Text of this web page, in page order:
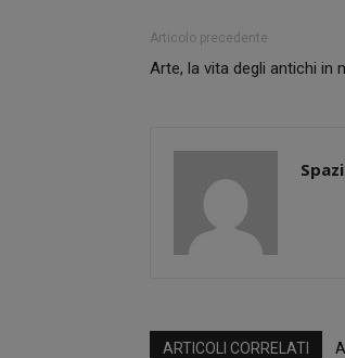
Articolo precedente
Arte, la vita degli antichi in
ARTICOLI CORRELATI